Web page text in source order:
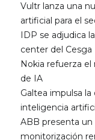
Vultr lanza una
artificial para el
IDP se adjudica
center del Cesga
Nokia refuerza
de IA
Galtea impulsa
inteligencia
ABB presenta un
monitorización